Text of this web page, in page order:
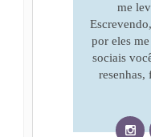
me
por eles
sociais
resenhas,